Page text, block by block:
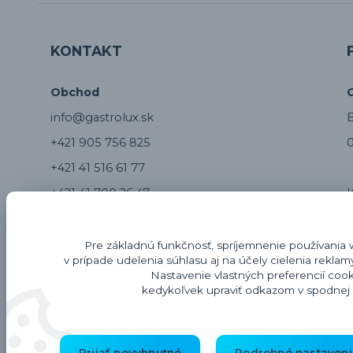
KONTAKT
Obchod
info@gastrolux.sk
+421 905 756 825
+421 41 516 61 77
+421 41 700 26 47
Servis
servis@gastrolux.sk
+421 917 817 804
Pre základnú funkčnosť, spríjemnenie používania
v prípade udelenia súhlasu aj na účely cielenia
Nastavenie vlastných preferencií
kedykoľvek upraviť odkazom v spodnej